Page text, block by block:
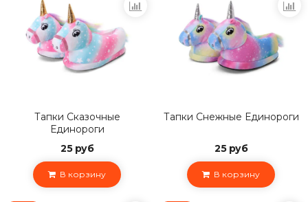
Тапки Сказочные
Единороги
25 руб
В корзину
Тапки Снежные Единороги
25 руб
В корзину